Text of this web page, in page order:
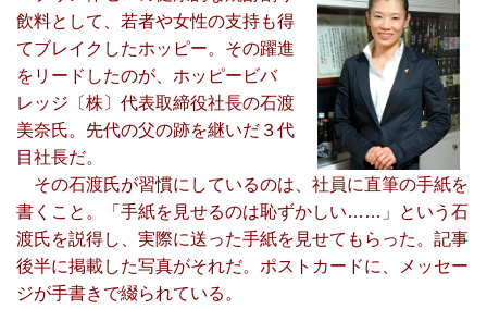
飲料として、若者や女性の支持も得
てブレイクしたホッピー。その躍進
をリードしたのが、ホッピービバ
レッジ〔株〕代表取締役社長の石渡
美奈氏。先代の父の跡を継いだ３代
目社長だ。
その石渡氏が習慣にしているのは、社員に直筆の手紙を
書くこと。「手紙を見せるのは恥ずかしい……」という石
渡氏を説得し、実際に送った手紙を見せてもらった。記事
後半に掲載した写真がそれだ。ポストカードに、メッセー
ジが手書きで綴られている。